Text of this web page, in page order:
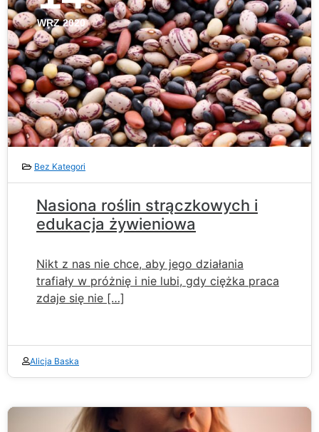
WRZ 2020
Bez Kategori
Nasiona roślin strączkowych i
edukacja żywieniowa
Nikt z nas nie chce, aby jego działania
trafiały w próżnię i nie lubi, gdy ciężka praca
zdaje się nie […]
Alicja Baska